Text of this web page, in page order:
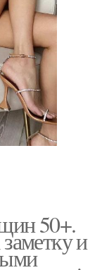
50+.
и